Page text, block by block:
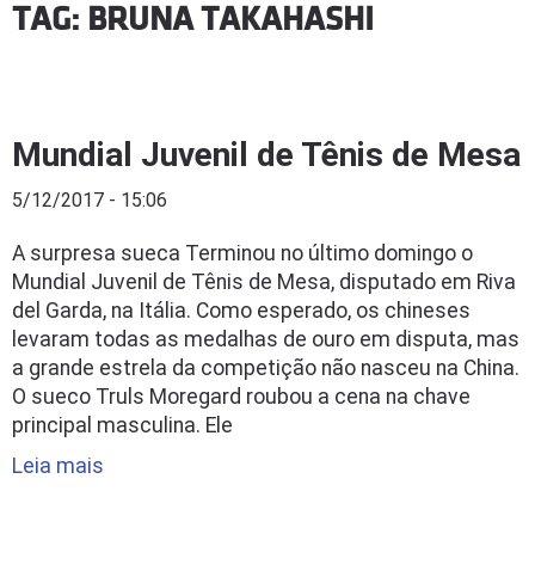
TAG: BRUNA TAKAHASHI
Mundial Juvenil de Tênis de Mesa
5/12/2017 - 15:06
A surpresa sueca Terminou no último domingo o
Mundial Juvenil de Tênis de Mesa, disputado em Riva
del Garda, na Itália. Como esperado, os chineses
levaram todas as medalhas de ouro em disputa, mas
a grande estrela da competição não nasceu na China.
O sueco Truls Moregard roubou a cena na chave
principal masculina. Ele
Leia mais